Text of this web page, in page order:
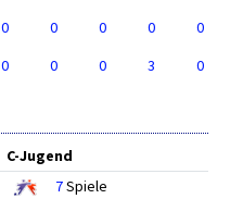
0 0 0 0
0
0 0 0 3 0
C-Jugend
7Spiele